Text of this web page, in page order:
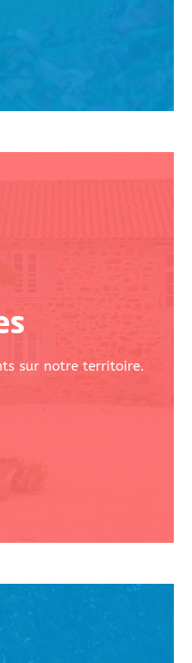
sur notre territoire.